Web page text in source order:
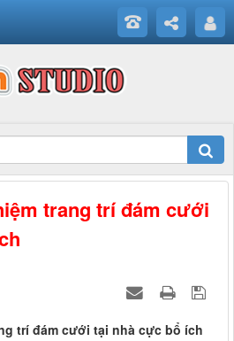
trang trí đám cưới
trí đám cưới tại nhà cực bổ ích